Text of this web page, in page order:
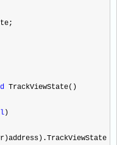
TrackViewState()
)